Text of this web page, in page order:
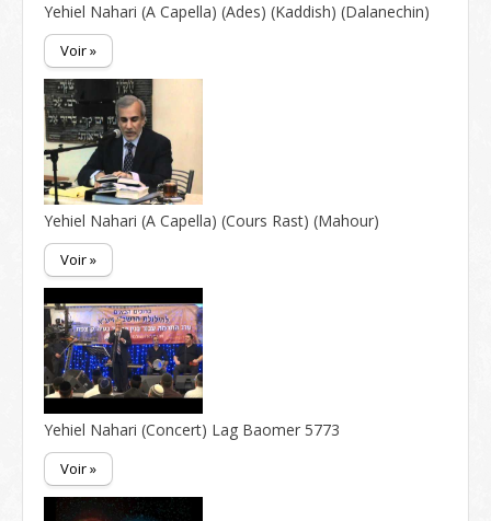
Yehiel Nahari (A Capella) (Ades) (Kaddish) (Dalanechin)
Voir »
Yehiel Nahari (A Capella) (Cours Rast) (Mahour)
Voir »
Yehiel Nahari (Concert) Lag Baomer 5773
Voir »